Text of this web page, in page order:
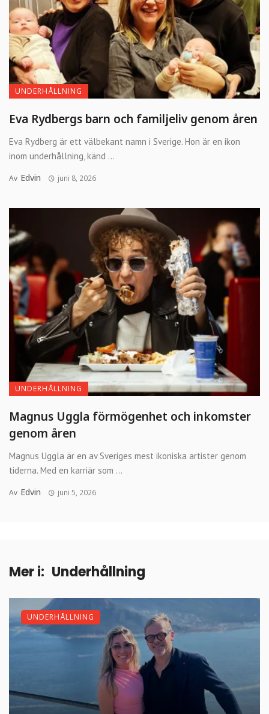
UNDERHÅLLNING
Eva Rydbergs barn och familjeliv genom åren
Eva Rydberg är ett välbekant namn i Sverige. Hon är en ikon
inom underhållning, känd ...
Av Edvin juni 8, 2026
UNDERHÅLLNING
Magnus Uggla förmögenhet och inkomster
genom åren
Magnus Uggla är en av Sveriges mest ikoniska artister genom
tiderna. Med en karriär som ...
Av Edvin juni 5, 2026
Mer i: Underhållning
UNDERHÅLLNING